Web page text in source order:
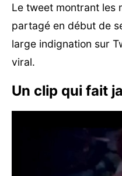
Le tweet montrant les
partagé en début de
large indignation sur
viral.
Un clip qui fait